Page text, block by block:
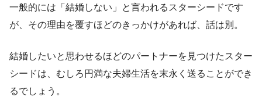
一般的には「結婚しない」と言われるスターシードです
が、その理由を覆すほどのきっかけがあれば、話は別。
結婚したいと思わせるほどのパートナーを見つけたスター
シードは、むしろ円満な夫婦生活を末永く送ることができ
るでしょう。